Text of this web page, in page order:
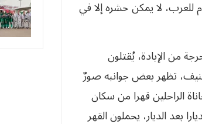
للعرب، لا يمكن حشره إلا في
من الإبادة، يُقتلون
تظهر بعض جوانبه صورٌ
الراحلين قهرا من سكان
بعد الديار، يحملون القهر